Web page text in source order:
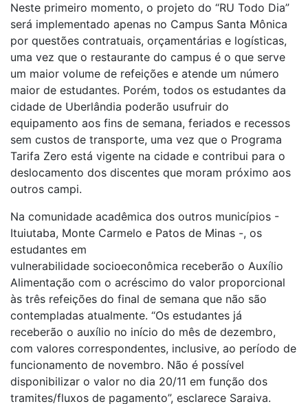
Neste primeiro momento, o projeto do “RU Todo Dia”
será implementado apenas no Campus Santa Mônica
por questões contratuais, orçamentárias e logísticas,
uma vez que o restaurante do campus é o que serve
um maior volume de refeições e atende um número
maior de estudantes. Porém, todos os estudantes da
cidade de Uberlândia poderão usufruir do
equipamento aos fins de semana, feriados e recessos
sem custos de transporte, uma vez que o Programa
Tarifa Zero está vigente na cidade e contribui para o
deslocamento dos discentes que moram próximo aos
outros campi.
Na comunidade acadêmica dos outros municípios -
Ituiutaba, Monte Carmelo e Patos de Minas -, os
estudantes em
vulnerabilidade socioeconômica receberão o Auxílio
Alimentação com o acréscimo do valor proporcional
às três refeições do final de semana que não são
contempladas atualmente. “Os estudantes já
receberão o auxílio no início do mês de dezembro,
com valores correspondentes, inclusive, ao período de
funcionamento de novembro. Não é possível
disponibilizar o valor no dia 20/11 em função dos
tramites/fluxos de pagamento”, esclarece Saraiva.